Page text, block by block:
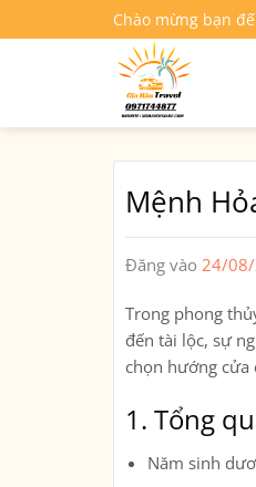
qua
Chào mừng bạn
Mệnh
Đăng vào 24/
Trong phong
đến tài lộc, sự
chọn hướng cửa
1. Tổng
Năm sinh